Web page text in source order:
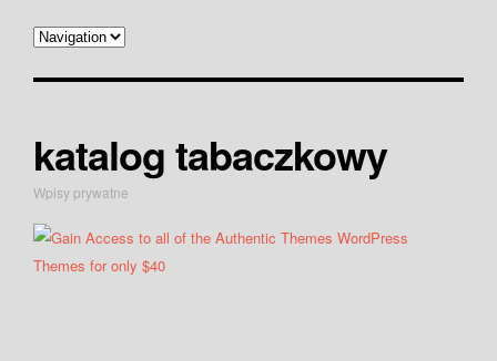
katalog tabaczkowy
Wpisy prywatne